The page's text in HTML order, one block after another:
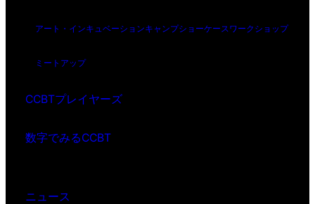
アート・インキュベーションキャンプショーケースワークショップ
ミートアップ
CCBTプレイヤーズ
数字でみるCCBT
ニュース